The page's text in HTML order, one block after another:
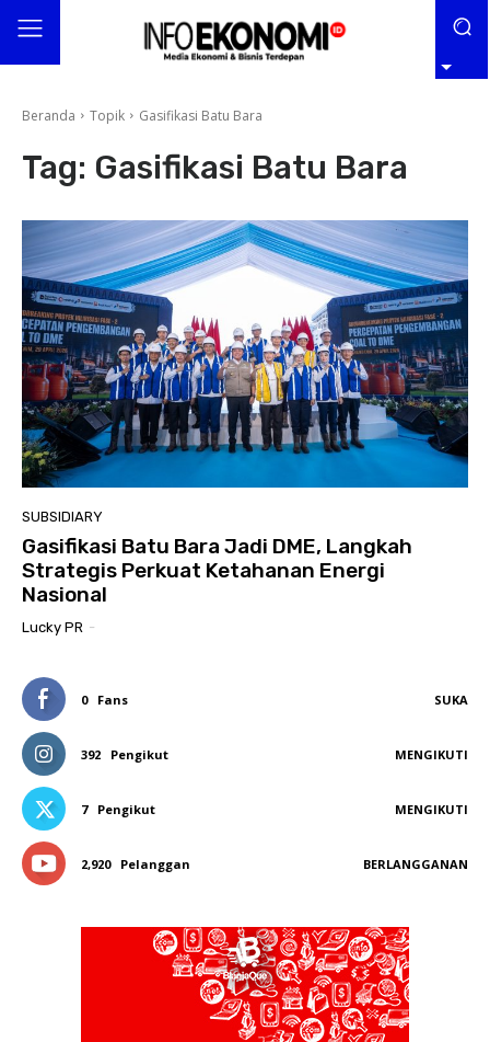
Beranda Topik Gasifikasi Batu Bara
Tag: Gasifikasi Batu Bara
SUBSIDIARY
Gasifikasi Batu Bara Jadi DME, Langkah
Strategis Perkuat Ketahanan Energi
Nasional
Lucky PR -
0 Fans SUKA
392 Pengikut MENGIKUTI
7 Pengikut MENGIKUTI
2,920 Pelanggan BERLANGGANAN